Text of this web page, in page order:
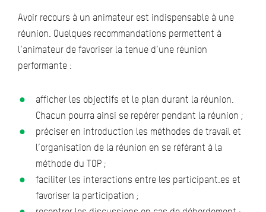
Avoir recours à un animateur est indispensable à une
réunion. Quelques recommandations permettent à
l’animateur de favoriser la tenue d’une réunion
performante :
afficher les objectifs et le plan durant la réunion.
Chacun pourra ainsi se repérer pendant la réunion ;
préciser en introduction les méthodes de travail et
l’organisation de la réunion en se référant à la
méthode du TOP ;
faciliter les interactions entre les participant.es et
favoriser la participation ;